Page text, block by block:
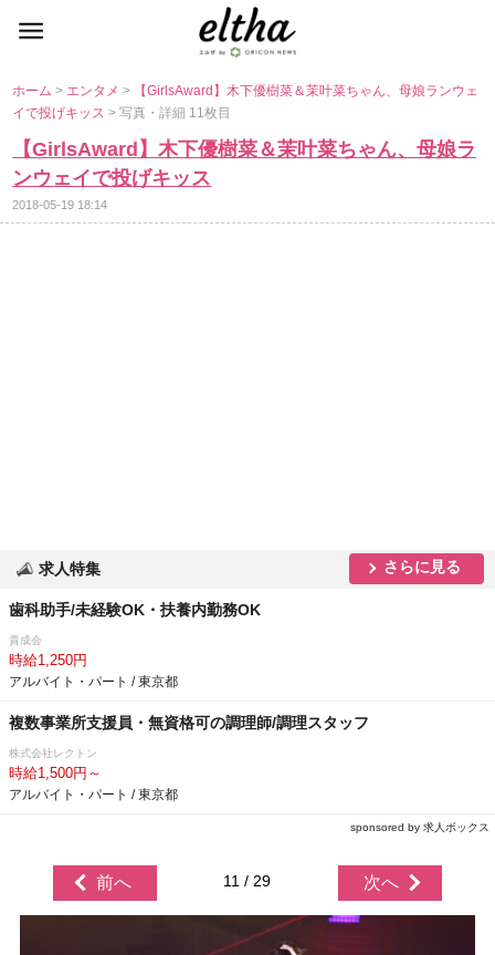
ホーム> エンタメ>
【GirlsAward】木下優樹菜＆茉叶菜ちゃん、母娘ランウェ
イで投げキッス> 写真・詳細 11枚目
【GirlsAward】木下優樹菜＆茉叶菜ちゃん、母娘ラ
ンウェイで投げキッス
2018-05-19 18:14
求人特集 さらに見る
歯科助手/未経験OK・扶養内勤務OK
貴成会
時給1,250円
アルバイト・パート / 東京都
複数事業所支援員・無資格可の調理師/調理スタッフ
株式会社レクトン
時給1,500円～
アルバイト・パート / 東京都
sponsored by 求人ボックス
前へ 11 / 29 次へ